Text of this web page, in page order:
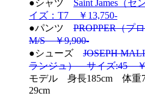
●シャツ Saint James（
イズ：T7 ￥13,750-
●パンツ PROPPER（
M/S ￥9,900-
●シューズ JOSEPH
ランジュ） サイズ:45 ￥
モデル 身長185cm 体重
29cm